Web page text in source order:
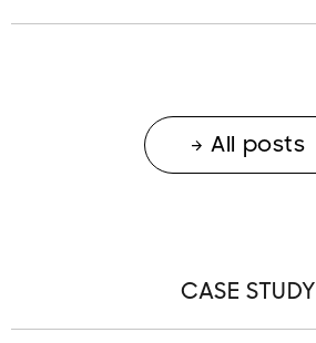
All posts
CASE STUDY